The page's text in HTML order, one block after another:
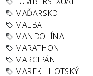
MAĎARSKO
MALBA
MANDOLÍNA
MARATHON
MARCIPÁN
MAREK LHOTSKÝ